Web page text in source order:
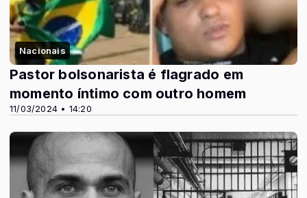
Nacionais
11/03/2024 • 14:20
Pastor bolsonarista é flagrado em
momento íntimo com outro homem